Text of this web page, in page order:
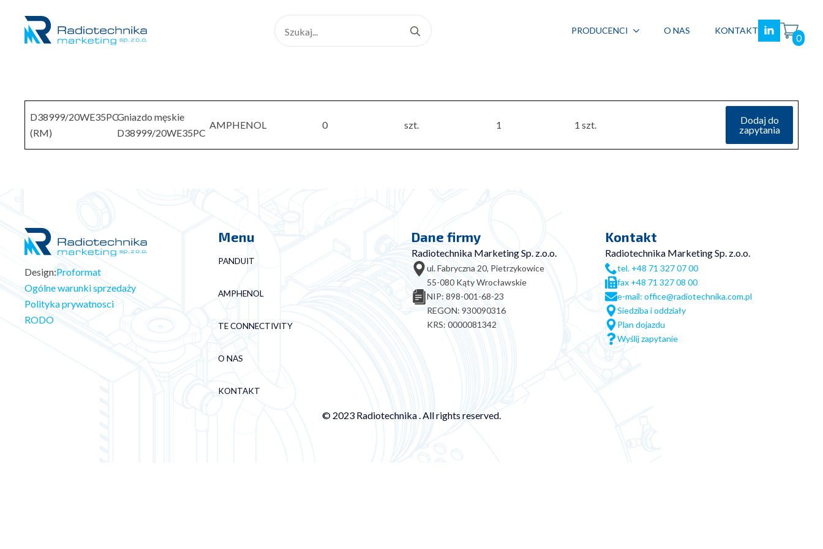
for:
PRODUCENCI O NAS KONTAKT
0
D38999/20WE35PC
(RM)
Gniazdo męskie
D38999/20WE35PC
AMPHENOL 0 szt. 1 1 szt.
Dodaj do
zapytania
Design:Proformat
Ogólne warunki sprzedaży
Polityka prywatnosci
RODO
Menu
PANDUIT
AMPHENOL
TE CONNECTIVITY
O NAS
KONTAKT
Dane firmy
Radiotechnika Marketing Sp. z.o.o.
ul. Fabryczna 20, Pietrzykowice
55-080 Kąty Wrocławskie
NIP: 898-001-68-23
REGON: 930090316
KRS: 0000081342
Kontakt
Radiotechnika Marketing Sp. z.o.o.
tel. +48 71 327 07 00
fax +48 71 327 08 00
e-mail: office@radiotechnika.com.pl
Siedziba i oddziały
Plan dojazdu
Wyślij zapytanie
© 2023 Radiotechnika . All rights reserved.